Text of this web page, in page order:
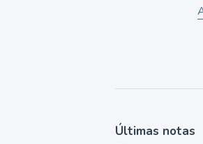
Últimas notas